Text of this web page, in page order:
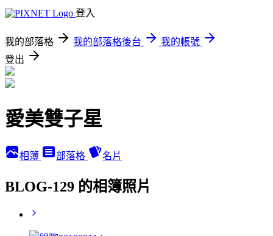
登入
我的部落格 我的部落格後台
我的帳號
登出
愛美雙子星
相簿 部落格 名片
BLOG-129 的相簿照片